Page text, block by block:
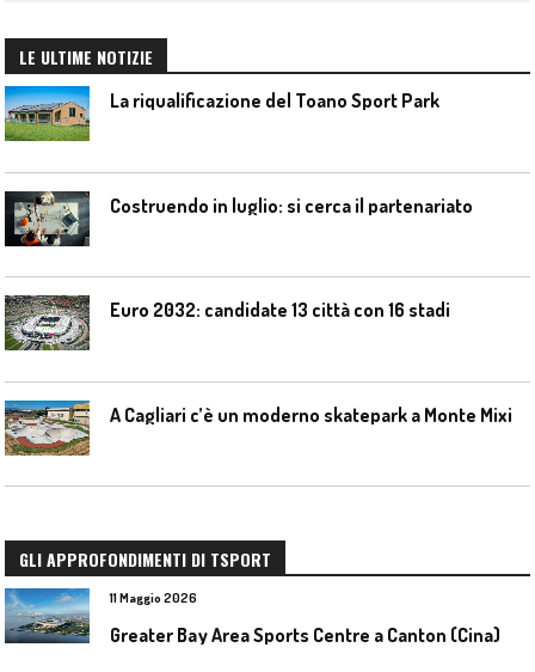
LE ULTIME NOTIZIE
La riqualificazione del Toano Sport Park
Costruendo in luglio: si cerca il partenariato
Euro 2032: candidate 13 città con 16 stadi
A Cagliari c’è un moderno skatepark a Monte Mixi
GLI APPROFONDIMENTI DI TSPORT
11 Maggio 2026
Greater Bay Area Sports Centre a Canton (Cina)